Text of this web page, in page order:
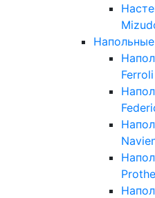
Ferroli